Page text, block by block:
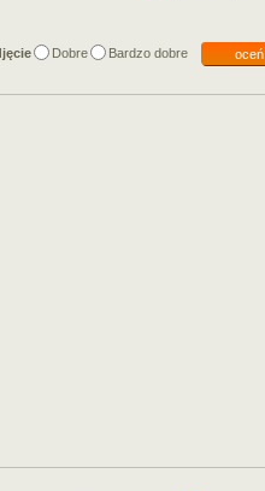
Dobre Bardzo dobre
oceń